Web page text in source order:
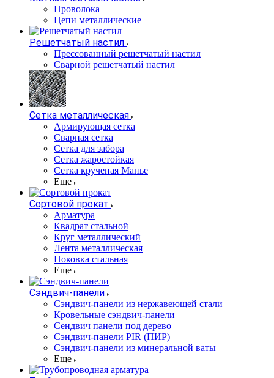
Проволока
Цепи металлические
Решетчатый настил
Прессованный решетчатый настил
Сварной решетчатый настил
Сетка металлическая
Армирующая сетка
Сварная сетка
Сетка для забора
Сетка жаростойкая
Сетка крученая Манье
Еще
Сортовой прокат
Арматура
Квадрат стальной
Круг металлический
Лента металлическая
Поковка стальная
Еще
Сэндвич-панели
Cэндвич-панели из нержавеющей стали
Кровельные сэндвич-панели
Сендвич панели под дерево
Сэндвич-панели PIR (ПИР)
Сэндвич-панели из минеральной ваты
Еще